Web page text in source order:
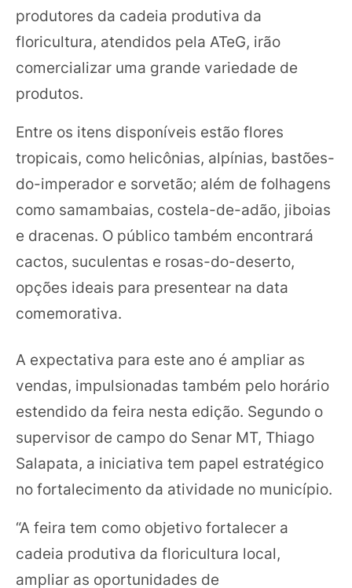
produtores da cadeia produtiva da
floricultura, atendidos pela ATeG, irão
comercializar uma grande variedade de
produtos.
Entre os itens disponíveis estão flores
tropicais, como helicônias, alpínias, bastões-
do-imperador e sorvetão; além de folhagens
como samambaias, costela-de-adão, jiboias
e dracenas. O público também encontrará
cactos, suculentas e rosas-do-deserto,
opções ideais para presentear na data
comemorativa.
A expectativa para este ano é ampliar as
vendas, impulsionadas também pelo horário
estendido da feira nesta edição. Segundo o
supervisor de campo do Senar MT, Thiago
Salapata, a iniciativa tem papel estratégico
no fortalecimento da atividade no município.
“A feira tem como objetivo fortalecer a
cadeia produtiva da floricultura local,
ampliar as oportunidades de